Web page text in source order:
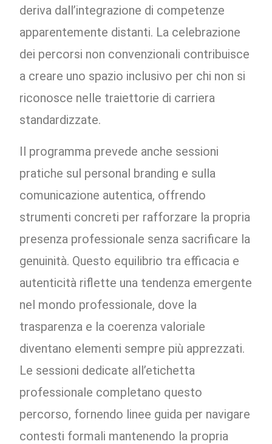
deriva dall’integrazione di competenze
apparentemente distanti. La celebrazione
dei percorsi non convenzionali contribuisce
a creare uno spazio inclusivo per chi non si
riconosce nelle traiettorie di carriera
standardizzate.
Il programma prevede anche sessioni
pratiche sul personal branding e sulla
comunicazione autentica, offrendo
strumenti concreti per rafforzare la propria
presenza professionale senza sacrificare la
genuinità. Questo equilibrio tra efficacia e
autenticità riflette una tendenza emergente
nel mondo professionale, dove la
trasparenza e la coerenza valoriale
diventano elementi sempre più apprezzati.
Le sessioni dedicate all’etichetta
professionale completano questo
percorso, fornendo linee guida per navigare
contesti formali mantenendo la propria